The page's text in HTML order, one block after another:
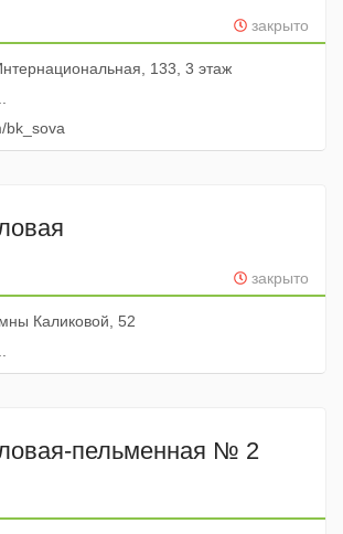
закрыто
133, 3 этаж
bk_sova
закрыто
Каликовой, 52
пельменная № 2